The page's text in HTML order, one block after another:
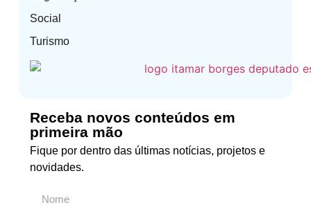
Social
Turismo
Receba novos conteúdos em
primeira mão
Fique por dentro das últimas notícias, projetos e
novidades.